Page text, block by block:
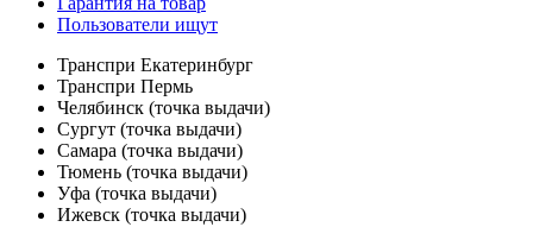
Пользователи ищут
Транспри Екатеринбург
Транспри Пермь
Челябинск (точка выдачи)
Сургут (точка выдачи)
Самара (точка выдачи)
Тюмень (точка выдачи)
Уфа (точка выдачи)
Ижевск (точка выдачи)